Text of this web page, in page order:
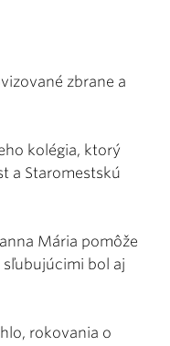
zbrane a
kolégia, ktorý
a Staromestskú
Mária pomôže
bol aj
rokovania o